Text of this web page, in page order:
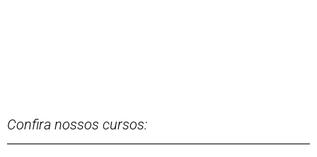
Confira nossos cursos: